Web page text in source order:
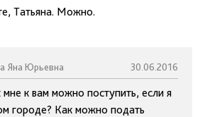
Татьяна. Можно.
Яна Юрьевна 30.06.2016
мне к вам можно поступить, если я
городе? Как можно подать